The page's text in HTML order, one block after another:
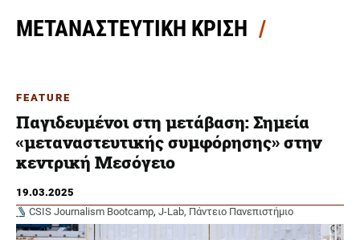
content
ΜΕΤΑΝΑΣΤΕΥΤΙΚΗ ΚΡΙΣΗ
FEATURE
Παγιδευμένοι στη μετάβαση: Σημεία
«μεταναστευτικής συμφόρησης» στην
κεντρική Μεσόγειο
19.03.2025
CSIS Journalism Bootcamp, J-Lab, Πάντειο Πανεπιστήμιο